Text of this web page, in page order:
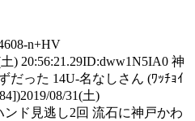
n+HV
) 20:56:21.29ID:dww1N5IA0 神
だった 14U-名なしさん (ﾜｯﾁｮｲ
08/31(土)
ンド見逃し2回 流石に神戸かわ